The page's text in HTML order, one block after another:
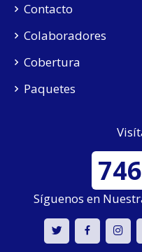
Contacto
Colaboradores
Cobertura
Paquetes
Síguenos en